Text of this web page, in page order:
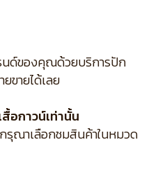
ด์ของคุณด้วยบริการปัก
ขายได้เลย
อกาวน์เท่านั้น
รุณาเลือกชมสินค้าในหมวด